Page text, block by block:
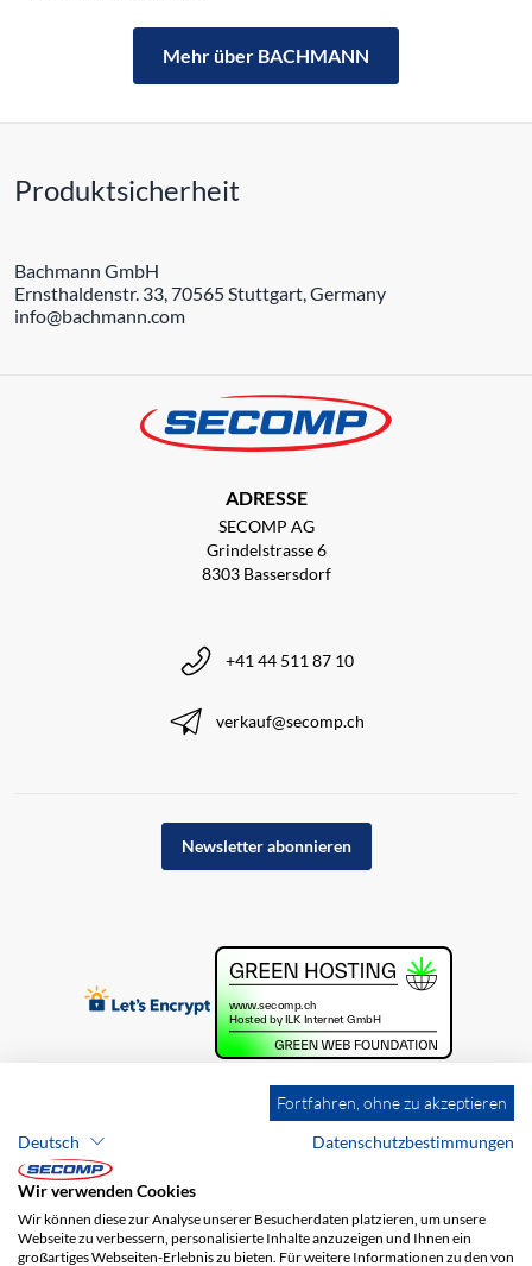
Mehr über BACHMANN
Produktsicherheit
Bachmann GmbH
Ernsthaldenstr. 33, 70565 Stuttgart, Germany
info@bachmann.com
ADRESSE
SECOMP AG
Grindelstrasse 6
8303 Bassersdorf
+41 44 511 87 10
verkauf@secomp.ch
Newsletter abonnieren
Fortfahren, ohne zu akzeptieren
Deutsch
Datenschutzbestimmungen
Wir verwenden Cookies
Wir können diese zur Analyse unserer Besucherdaten platzieren, um unsere
Webseite zu verbessern, personalisierte Inhalte anzuzeigen und Ihnen ein
großartiges Webseiten-Erlebnis zu bieten. Für weitere Informationen zu den von